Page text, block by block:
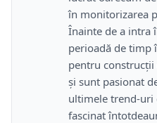
în monitorizarea
Înainte de a intra
perioadă de timp
pentru
și sunt pasionat
ultimele trend-uri
fascinat